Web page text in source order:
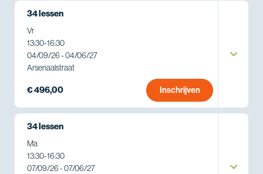
34 lessen
Vr
13:30-16:30
04/09/26 - 04/06/27
Arsenaalstraat
€ 496,00 Inschrijven
34 lessen
Ma
13:30-16:30
07/09/26 - 07/06/27